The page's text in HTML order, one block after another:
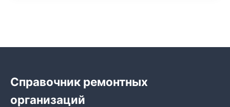
Справочник ремонтных
организаций